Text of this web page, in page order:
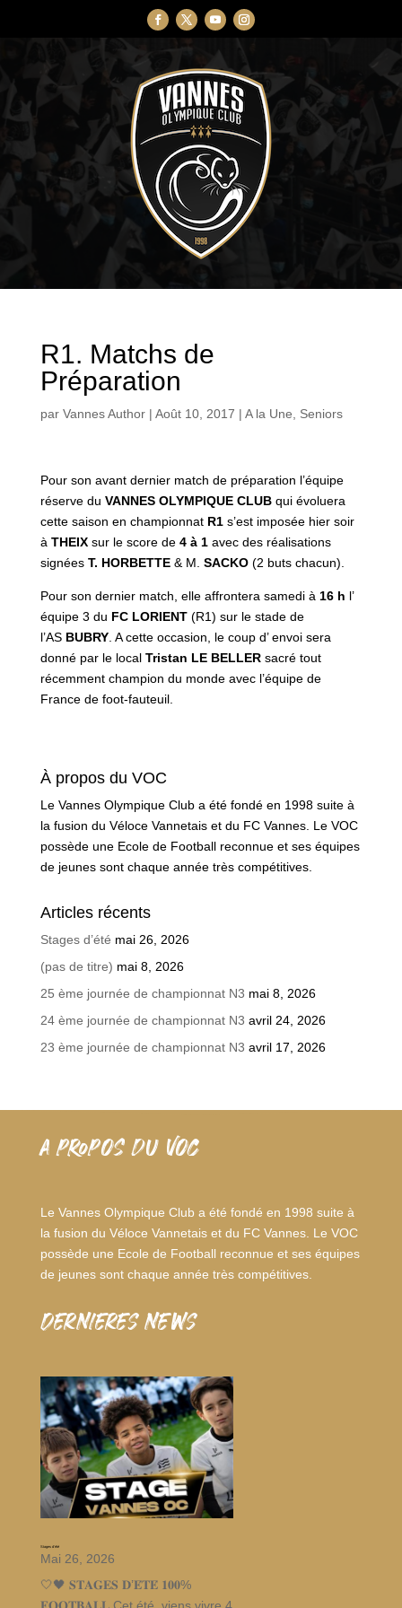
R1. Matchs de
Préparation
par Vannes Author| Août 10, 2017 | A la Une, Seniors
Pour son avant dernier match de préparation l’équipe
réserve du VANNES OLYMPIQUE CLUBqui évoluera
cette saison en championnat R1s’est imposée hier soir
à THEIXsur le score de 4 à 1avec des réalisations
signées T. HORBETTE& M. SACKO(2 buts chacun).
Pour son dernier match, elle affrontera samedi à 16 h l’
équipe 3 du FC LORIENT (R1) sur le stade de
l’AS BUBRY. A cette occasion, le coup d’ envoi sera
donné par le localTristan LE BELLERsacré tout
récemment champion du monde avec l’équipe de
France de foot-fauteuil.
À propos du VOC
Le Vannes Olympique Club a été fondé en 1998 suite à
la fusion du Véloce Vannetais et du FC Vannes. Le VOC
possède une Ecole de Football reconnue et ses équipes
de jeunes sont chaque année très compétitives.
Articles récents
Stages d’été mai 26, 2026
(pas de titre) mai 8, 2026
25 ème journée de championnat N3 mai 8, 2026
24 ème journée de championnat N3 avril 24, 2026
23 ème journée de championnat N3 avril 17, 2026
A PROPOS DU VOC
Le Vannes Olympique Club a été fondé en 1998 suite à
la fusion du Véloce Vannetais et du FC Vannes. Le VOC
possède une Ecole de Football reconnue et ses équipes
de jeunes sont chaque année très compétitives.
dernieres news
Stages d’été
Mai 26, 2026
🤍🖤 𝐒𝐓𝐀𝐆𝐄𝐒 𝐃’𝐄́𝐓𝐄́ 𝟏𝟎𝟎%
𝐅𝐎𝐎𝐓𝐁𝐀𝐋𝐋 Cet été, viens vivre 4